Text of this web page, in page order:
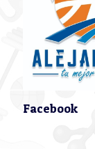
Facebook